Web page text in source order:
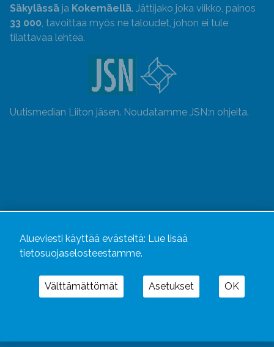
Säkylässä ja Kokemäellä. Jättijako joka viikko, painos
33 000, tavoittaa myös ne taloudet, johon ei tule
tilattavaa lehteä.
Uutismedian Liiton jäsen. Noudatamme JSN:n ohjeita.
Alueviestijaalueviesti.fiovat osa Kustannusliike
Aluelehdet Oy – mediakonsernia, jonka tarjoaman
Alueviesti käyttää evästeitä: Lue lisää
tietosuojaselosteestamme.
Välttämättömät Asetukset OK